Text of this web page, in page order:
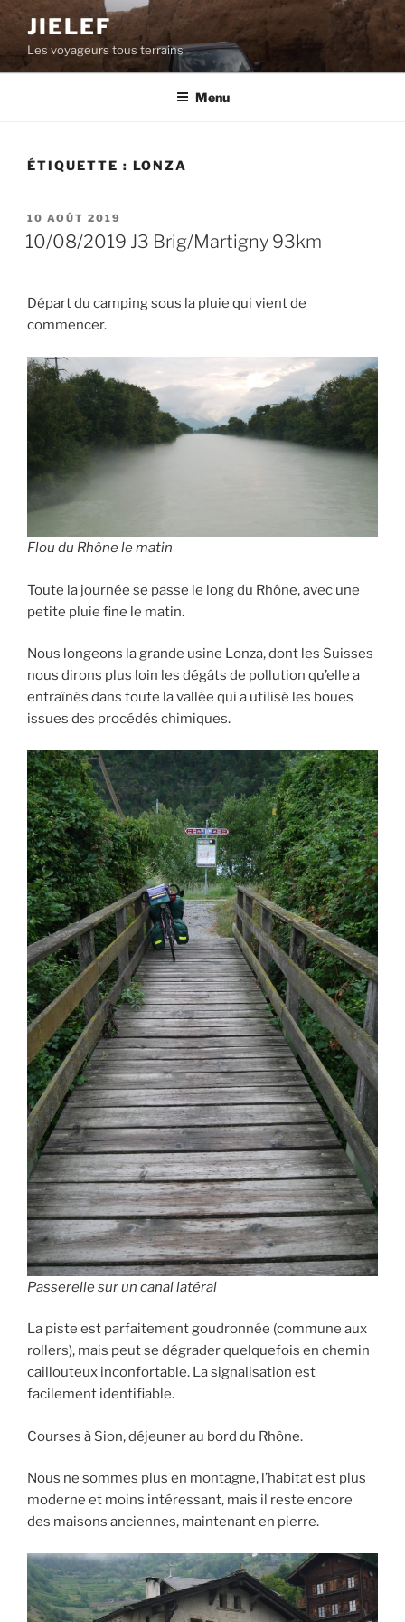
Aller
contenu
principal
JIELEF
Les voyageurs tous terrains
Menu
ÉTIQUETTE : LONZA
PUBLIÉ
LE
10 AOÛT 2019
10/08/2019 J3 Brig/Martigny 93km
Départ du camping sous la pluie qui vient de
commencer.
Flou du Rhône le matin
Toute la journée se passe le long du Rhône, avec une
petite pluie fine le matin.
Nous longeons la grande usine Lonza, dont les Suisses
nous dirons plus loin les dégâts de pollution qu’elle a
entraînés dans toute la vallée qui a utilisé les boues
issues des procédés chimiques.
Passerelle sur un canal latéral
La piste est parfaitement goudronnée (commune aux
rollers), mais peut se dégrader quelquefois en chemin
caillouteux inconfortable. La signalisation est
facilement identifiable.
Courses à Sion, déjeuner au bord du Rhône.
Nous ne sommes plus en montagne, l’habitat est plus
moderne et moins intéressant, mais il reste encore
des maisons anciennes, maintenant en pierre.